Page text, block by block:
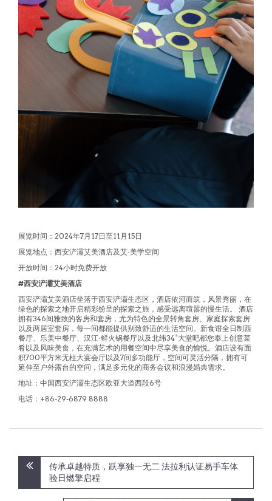
展览时间：2024年7月17日至11月15日
展览地点：西安浐灞艾美酒店及艾·美学空间
开放时间：24小时免费开放
#西安浐灞艾美酒店
西安浐灞艾美酒店坐落于西安浐灞生态区，酒店依河而筑，风景秀丽，在
绿色的探索之地开启精彩纷呈的探索之旅，感受远离喧嚣的慢生活。 酒店
拥有346间雅致的客房和套房，尤为特色的全景转角套房、家庭探索套房
以及两居室套房，每一间都能提供别致舒适的生活空间。新食谱全日制西
餐厅、乐美中餐厅、汉江·鲜火锅餐厅以及北纬34°大堂吧都您奉上创意菜
肴以及风味美食，在充满艺术的用餐空间中尽享美食的愉悦。酒店设有面
积700平方米无柱大宴会厅以及7间多功能厅，空间可灵活分隔，拥有可
延伸至户外露台的空间，满足多元化的商务会议和浪漫婚典需求。
地址：中国西安浐灞生态区欧亚大道西段6号
电话：+86-29-6879 8888
Post
navigation
传承卓越特质，跃享独一无二 法拉利认证易手车体
验日燃擎启程